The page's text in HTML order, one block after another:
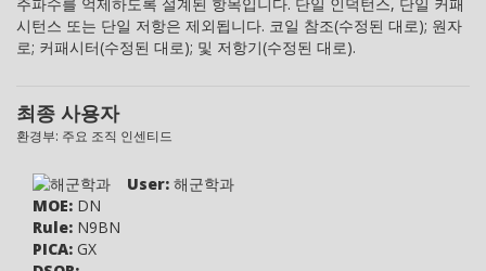
시턴스 또는 단일 저항은 제외됩니다. 코일 참조(수정된 대로); 원자
로; 커패시터(수정된 대로); 및 저항기(수정된 대로).
최종 사용자
환경부: 주요 조직 인센티드
User: 해군학과
MOE: DN
Rule: N9BN
PICA: GX